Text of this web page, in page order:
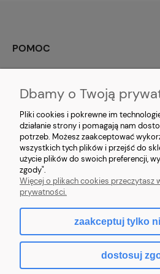
POMOC
O FIRMIE
MOJE KONTO
NAWIGACJA
Sklep internetowy
Dbamy o Twoją
Pliki cookies i pokrewne im
działanie strony i pomagają nam
potrzeb. Możesz zaakceptować
wszystkich tych plików i przejść do
użycie plików do swoich preferencji,
zgody".
Więcej o plikach cookies przeczytasz
prywatności.
zaakceptuj tylko
dostosuj